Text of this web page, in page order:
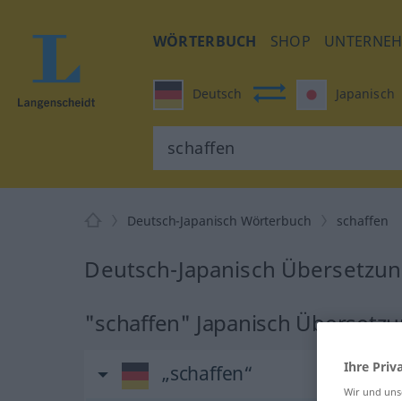
WÖRTERBUCH SHOP
Deutsch Japanisch
Deutsch-Japanisch Wörterbuch schaffen
Deutsch-Japanisch
"schaffen" Japanisch
„schaffen“ Ihre
Wir und